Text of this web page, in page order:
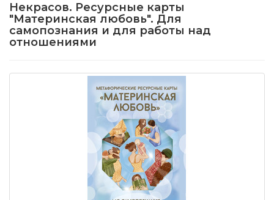
Некрасов. Ресурсные карты
"Материнская любовь". Для
самопознания и для работы над
отношениями